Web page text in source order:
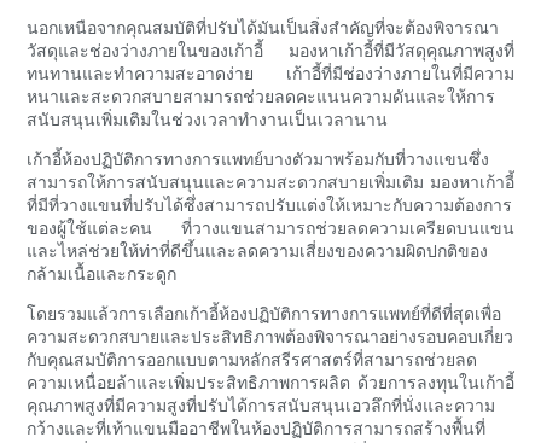
นอกเหนือจากคุณสมบัติที่ปรับได้มันเป็นสิ่งสำคัญที่จะต้องพิจารณา
วัสดุและช่องว่างภายในของเก้าอี้ มองหาเก้าอี้ที่มีวัสดุคุณภาพสูงที่
ทนทานและทำความสะอาดง่าย เก้าอี้ที่มีช่องว่างภายในที่มีความ
หนาและสะดวกสบายสามารถช่วยลดคะแนนความดันและให้การ
สนับสนุนเพิ่มเติมในช่วงเวลาทำงานเป็นเวลานาน
เก้าอี้ห้องปฏิบัติการทางการแพทย์บางตัวมาพร้อมกับที่วางแขนซึ่ง
สามารถให้การสนับสนุนและความสะดวกสบายเพิ่มเติม มองหาเก้าอี้
ที่มีที่วางแขนที่ปรับได้ซึ่งสามารถปรับแต่งให้เหมาะกับความต้องการ
ของผู้ใช้แต่ละคน ที่วางแขนสามารถช่วยลดความเครียดบนแขน
และไหล่ช่วยให้ท่าที่ดีขึ้นและลดความเสี่ยงของความผิดปกติของ
กล้ามเนื้อและกระดูก
โดยรวมแล้วการเลือกเก้าอี้ห้องปฏิบัติการทางการแพทย์ที่ดีที่สุดเพื่อ
ความสะดวกสบายและประสิทธิภาพต้องพิจารณาอย่างรอบคอบเกี่ยว
กับคุณสมบัติการออกแบบตามหลักสรีรศาสตร์ที่สามารถช่วยลด
ความเหนื่อยล้าและเพิ่มประสิทธิภาพการผลิต ด้วยการลงทุนในเก้าอี้
คุณภาพสูงที่มีความสูงที่ปรับได้การสนับสนุนเอวลึกที่นั่งและความ
กว้างและที่เท้าแขนมืออาชีพในห้องปฏิบัติการสามารถสร้างพื้นที่